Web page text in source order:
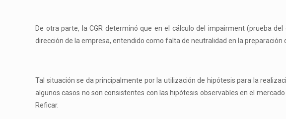
De otra parte, la CGR determinó que en el cálculo del impairment (prueba
dirección de la empresa, entendido como falta de neutralidad en la preparación
Tal situación se da principalmente por la utilización de hipótesis para la
algunos casos no son consistentes con las hipótesis observables en el
Reficar.